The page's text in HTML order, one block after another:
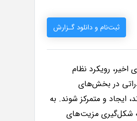
ثبت‌نام و دانلود گـزارش
رویکرد نظام
در بخش‌های
ایجاد و متمرکز شوند. به
به شکل‌گیری مزیت‌های